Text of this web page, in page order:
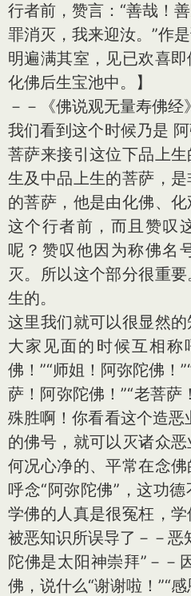
行者前，赞言：“善哉！
罪消灭，我来迎汝。”作
明遍满其室，见已欢喜
化佛后生宝池中。】
－－《佛说观无量寿佛经
我们看到这个时候乃是
菩萨来接引这位下品上
生及中品上生的菩萨，
的菩萨，他是由化佛、
这个行者前，而且赞叹
呢？赞叹他因为称佛名
灭。所以这个部分很重
生的。
这里我们就可以很显然
大家见面的时候互相称
佛！”“师姐！阿弥陀佛！
萨！阿弥陀佛！”“老菩萨
殊胜啊！你看看这个造
的佛号，就可以灭诸众
何况心净的、平常在念
呼念“阿弥陀佛”，这功
学佛的人真是很冤枉，学
被恶知识所误导了－－恶
陀佛是太阳神崇拜”－－
佛，说什么“谢谢啦！”“